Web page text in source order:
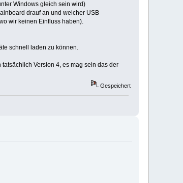
Windows gleich sein wird)
drauf an und welcher USB
wir keinen Einfluss haben).
schnell laden zu können.
Version 4, es mag sein das der
Gespeichert